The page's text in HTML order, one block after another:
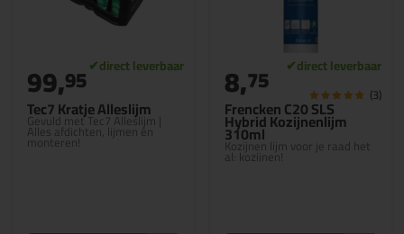
Tec7 Kratje Alleslijm
Gevuld met Tec7 Alleslijm |
Alles afdichten, lijmen én
monteren!
99,95
Frencken C20 SLS
Hybrid Kozijnenlijm
310ml
Kozijnen lijm voor je raad het
al: kozijnen!
8,75 (3)